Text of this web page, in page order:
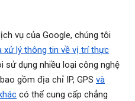
vụ của Google, chúng tôi
xử lý thông tin về vị trí thực
sử dụng nhiều loại công nghệ
gồm địa chỉ IP, GPS và
có thể cung cấp chẳng